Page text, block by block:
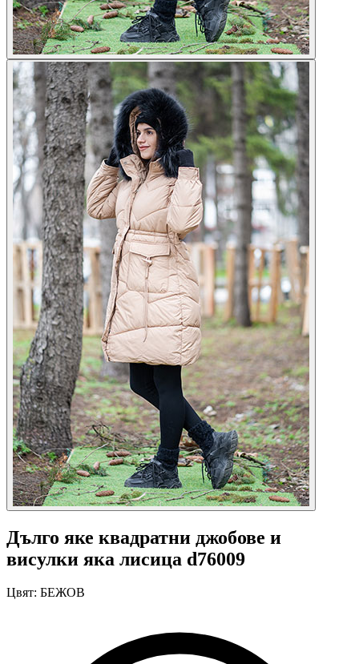
Дълго яке квадратни джобове и
висулки яка лисица d76009
Цвят: БЕЖОВ